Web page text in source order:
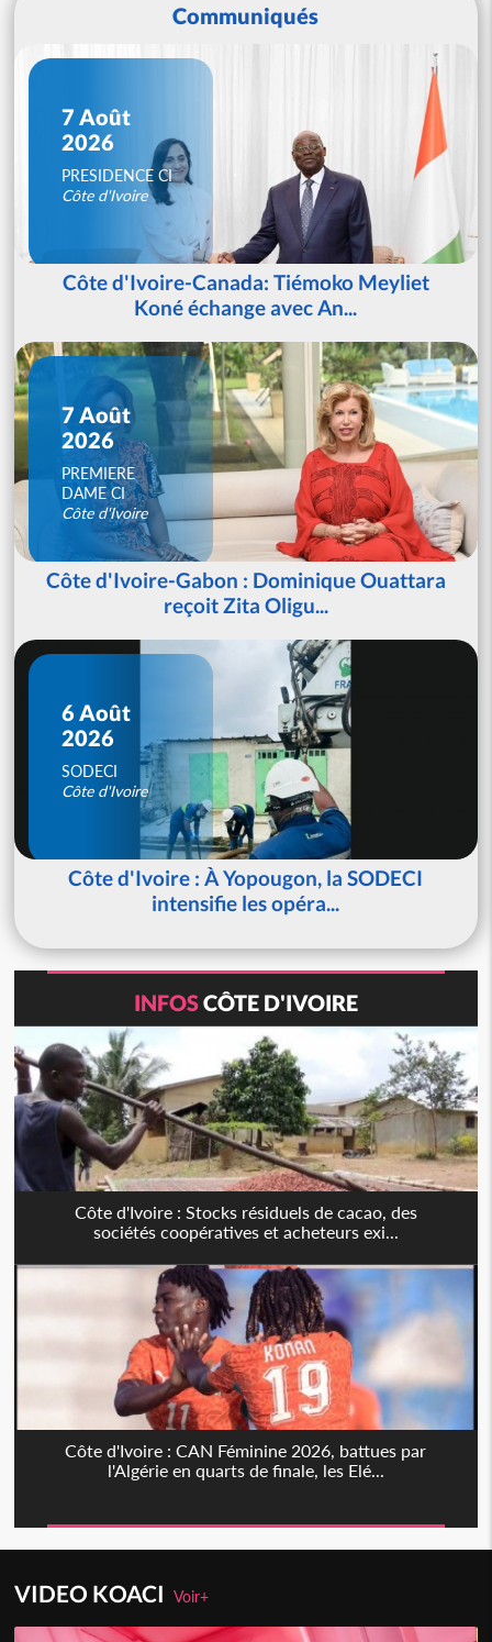
Communiqués
7 Août
2026
PRESIDENCE CI
Côte d'Ivoire
Côte d'Ivoire-Canada: Tiémoko Meyliet
Koné échange avec An...
7 Août
2026
PREMIERE
DAME CI
Côte d'Ivoire
Côte d'Ivoire-Gabon : Dominique Ouattara
reçoit Zita Oligu...
6 Août
2026
SODECI
Côte d'Ivoire
Côte d'Ivoire : À Yopougon, la SODECI
intensifie les opéra...
INFOSCÔTE D'IVOIRE
Côte d'Ivoire : Stocks résiduels de cacao, des
sociétés coopératives et acheteurs exi...
Côte d'Ivoire : CAN Féminine 2026, battues par
l'Algérie en quarts de finale, les Elé...
VIDEO KOACIVoir+